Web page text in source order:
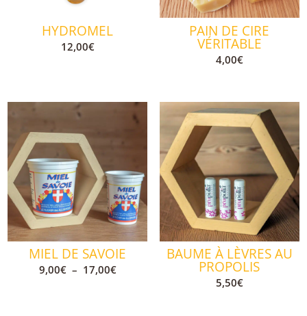
HYDROMEL
12,00€
PAIN DE CIRE
VÉRITABLE
4,00€
MIEL DE SAVOIE
9,00€ – 17,00€Plage
BAUME À LÈVRES AU
PROPOLIS
5,50€